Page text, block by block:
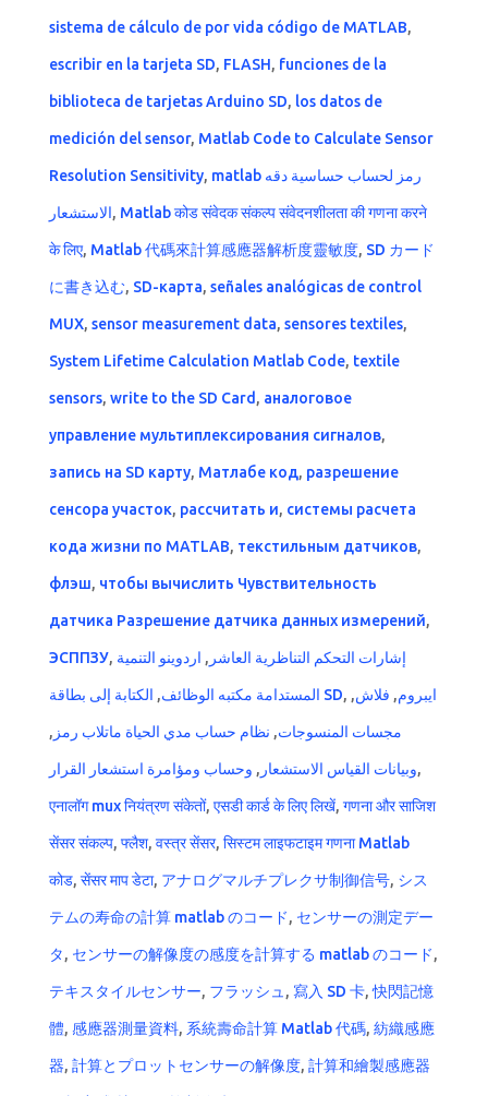
sistema de cálculo de por vida código de MATLAB,
escribir en la tarjeta SD, FLASH, funciones de la
biblioteca de tarjetas Arduino SD, los datos de
medición del sensor, Matlab Code to Calculate Sensor
Resolution Sensitivity, matlab رمز لحساب حساسية دقه
الاستشعار, Matlab कोड संवेदक संकल्प संवेदनशीलता की गणना करने
के लिए, Matlab 代碼來計算感應器解析度靈敏度, SD カード
に書き込む, SD-карта, señales analógicas de control
MUX, sensor measurement data, sensores textiles,
System Lifetime Calculation Matlab Code, textile
sensors, write to the SD Card , аналоговое
управление мультиплексирования сигналов,
запись на SD карту, Матлабе код, разрешение
сенсора участок, рассчитать и, системы расчета
кода жизни по MATLAB, текстильным датчиков,
флэш, чтобы вычислить Чувствительность
датчика Разрешение датчика данных измерений,
ЭСППЗУ, إشارات التحكم التناظرية العاشر , اردوينو التنمية
المستدامة مكتبه الوظائف, الكتابة إلى بطاقة SD, ايبروم, فلاش,
مجسات المنسوجات, نظام حساب مدي الحياة ماتلاب رمز ,
وبيانات القياس الاستشعار , وحساب ومؤامرة استشعار القرار ,
एनालॉग mux नियंत्रण संकेतों, एसडी कार्ड के लिए लिखें, गणना और साजिश
सेंसर संकल्प, फ्लैश, वस्त्र सेंसर, सिस्टम लाइफटाइम गणना Matlab
कोड, सेंसर माप डेटा, アナログマルチプレクサ制御信号, シス
テムの寿命の計算 matlab のコード, センサーの測定デー
タ, センサーの解像度の感度を計算する matlab のコード,
テキスタイルセンサー, フラッシュ , 寫入 SD 卡,快閃記憶
體, 感應器測量資料, 系統壽命計算 Matlab 代碼, 紡織感應
器, 計算とプロットセンサーの解像度, 計算和繪製感應器